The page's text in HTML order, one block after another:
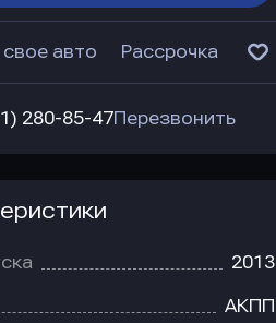
авто Рассрочка
280-85-47Перезвонить
2013
АКПП